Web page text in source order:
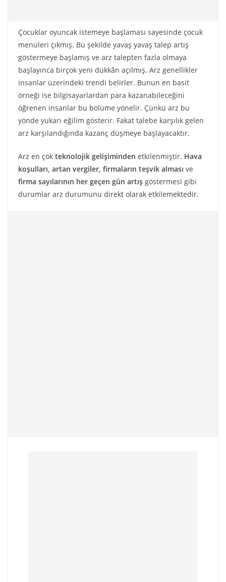
Çocuklar oyuncak istemeye başlaması sayesinde çocuk
menüleri çıkmış. Bu şekilde yavaş yavaş talep artış
göstermeye başlamış ve arz talepten fazla olmaya
başlayınca birçok yeni dükkân açılmış. Arz genellikler
insanlar üzerindeki trendi belirler. Bunun en basit
örneği ise bilgisayarlardan para kazanabileceğini
öğrenen insanlar bu bölüme yönelir. Çünkü arz bu
yönde yukarı eğilim gösterir. Fakat talebe karşılık gelen
arz karşılandığında kazanç düşmeye başlayacaktır.
Arz en çok teknolojik gelişiminden etkilenmiştir. Hava
koşulları, artan vergiler, firmaların teşvik alması ve
firma sayılarının her geçen gün artış göstermesi gibi
durumlar arz durumunu direkt olarak etkilemektedir.